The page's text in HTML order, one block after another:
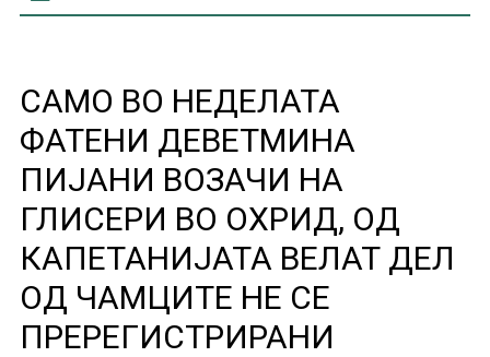
САМО ВО НЕДЕЛАТА
ФАТЕНИ ДЕВЕТМИНА
ПИЈАНИ ВОЗАЧИ НА
ГЛИСЕРИ ВО ОХРИД, ОД
КАПЕТАНИЈАТА ВЕЛАТ ДЕЛ
ОД ЧАМЦИТЕ НЕ СЕ
ПРЕРЕГИСТРИРАНИ